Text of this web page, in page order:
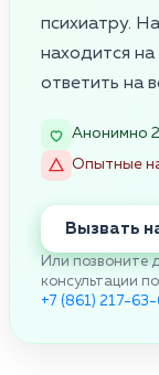
психиатру.
находится на
ответить на
Анонимно
Опытные
Вызвать
Или позвоните
консультации
+7 (861) 217-